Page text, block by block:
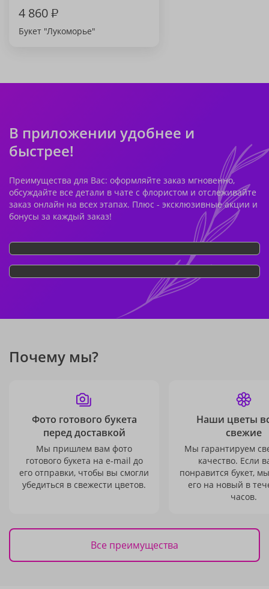
4 860₽
Букет "Лукоморье"
В приложении удобнее и
быстрее!
Преимущества для Вас: оформляйте заказ мгновенно,
обсуждайте все детали в чате с флористом и отслеживайте
заказ онлайн на всех этапах. Плюс - эксклюзивные акции и
бонусы за каждый заказ!
Почему мы?
Фото готового букета
перед доставкой
Мы пришлем вам фото
готового букета на e-mail до
его отправки, чтобы вы смогли
убедиться в свежести цветов.
Наши цветы
свежие
Мы гарантируем
качество. Если
понравится букет,
его на новый в
часов.
Все преимущества